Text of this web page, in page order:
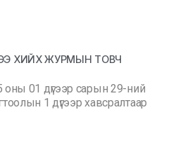
ХИЙХ ЖУРМЫН ТОВЧ
оны 01 дүгээр сарын 29-ний
1 дүгээр хавсралтаар